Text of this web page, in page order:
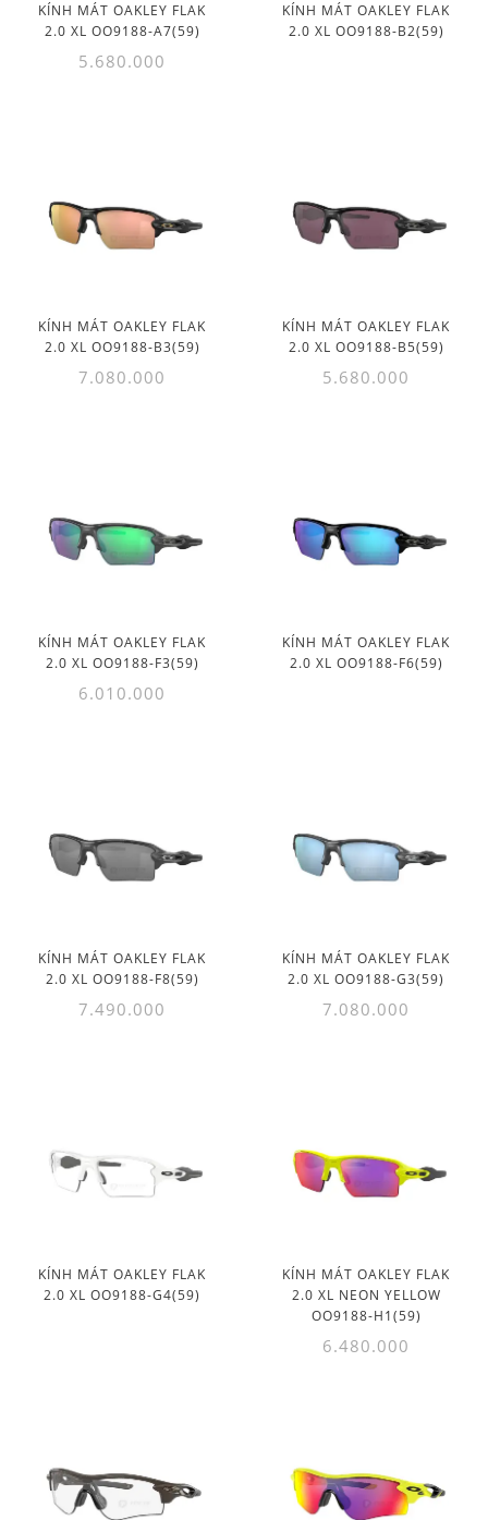
KÍNH MÁT OAKLEY FLAK
2.0 XL OO9188-A7(59)
5.680.000
KÍNH MÁT OAKLEY FLAK
2.0 XL OO9188-B2(59)
KÍNH MÁT OAKLEY FLAK
2.0 XL OO9188-B3(59)
7.080.000
KÍNH MÁT OAKLEY FLAK
2.0 XL OO9188-B5(59)
5.680.000
KÍNH MÁT OAKLEY FLAK
2.0 XL OO9188-F3(59)
6.010.000
KÍNH MÁT OAKLEY FLAK
2.0 XL OO9188-F6(59)
KÍNH MÁT OAKLEY FLAK
2.0 XL OO9188-F8(59)
7.490.000
KÍNH MÁT OAKLEY FLAK
2.0 XL OO9188-G3(59)
7.080.000
KÍNH MÁT OAKLEY FLAK
2.0 XL OO9188-G4(59)
KÍNH MÁT OAKLEY FLAK
2.0 XL NEON YELLOW
OO9188-H1(59)
6.480.000